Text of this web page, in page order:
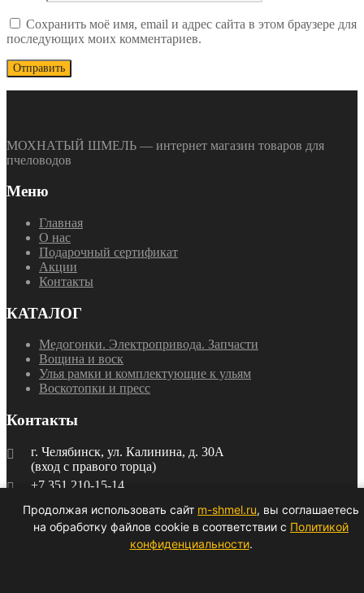
Сохранить моё имя, email и адрес сайта в этом браузере для
последующих моих комментариев.
МОХНАТЫЙ ШМЕЛЬ — интернет магазин товаров для
пчеловодов
Меню
Главная
О нас
Подарочный сертификат
Акции
Контакты
КАТАЛОГ
Медогонки. Электропривода. Запчасти
Вощина и воск
Улья рамки и комплектующие к ульям
Воскотопки и пресс
Контакты
г. Челябинск, ул. Калинина, д. 30А
(вход с правого торца)
+7 351 210-15-14
ural-vega@yandex.ru
ПН-ПТ: 9:00 до 17:00
Продолжая использовать сайт m-shmel.ru, вы соглашаетесь
на обработку файлов cookie в соответствии с Политикой
конфиденциальности.